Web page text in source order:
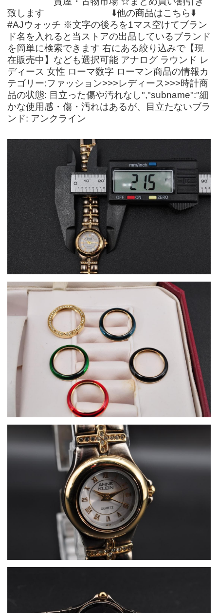
致します ⬇️他の商品はこちら⬇️
#AJウォッチ ※文字の後ろを1マス空けてブラン
ド名を入れると当ストアの出品しているブランド
を簡単に検索できます 右にある絞り込みで【現
在販売中】なども選択可能 アナログ ラウンド レ
ディース 女性 ローマ数字 ローマン商品の情報カ
テゴリー:ファッション>>>レディース>>>時計商
品の状態: 目立った傷や汚れなし","subname":"細
かな使用感・傷・汚れはあるが、目立たないブラ
ンド: アンクライン